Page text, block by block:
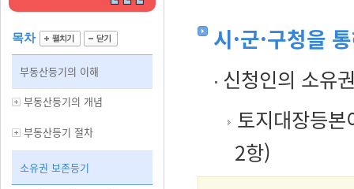
목차
부동산등기의 이해
부동산등기의 개념
부동산등기 절차
소유권 보존등기
시·군·구청을
신청인의 소유
토지대장등
2항)